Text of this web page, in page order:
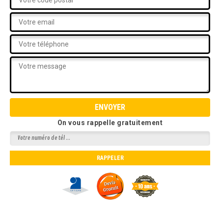
On vous rappelle gratuitement